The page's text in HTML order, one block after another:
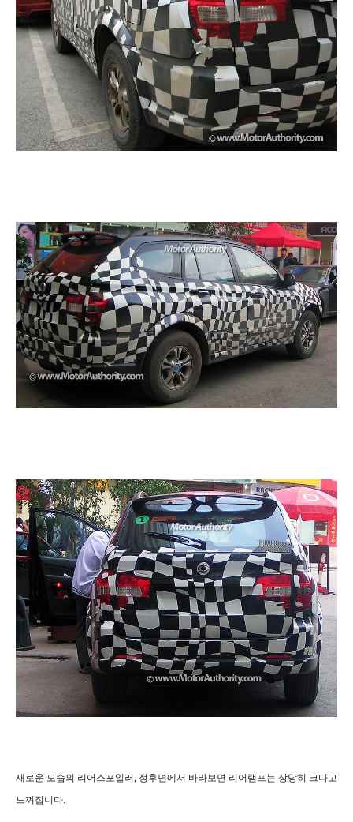
새로운 모습의 리어스포일러, 정후면에서 바라보면 리어램프는 상당히 크다고
느껴집니다.